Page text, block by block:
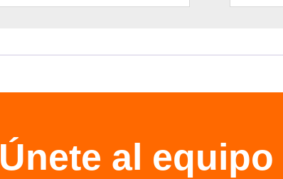
Únete al equipo